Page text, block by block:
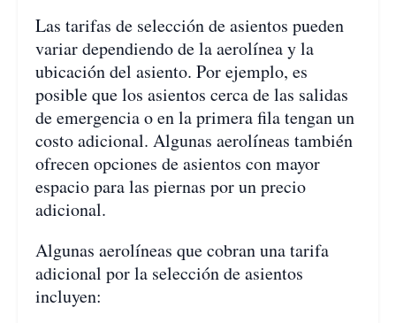
Las tarifas de selección de asientos pueden
variar dependiendo de la aerolínea y la
ubicación del asiento. Por ejemplo, es
posible que los asientos cerca de las salidas
de emergencia o en la primera fila tengan un
costo adicional. Algunas aerolíneas también
ofrecen opciones de asientos con mayor
espacio para las piernas por un precio
adicional.
Algunas aerolíneas que cobran una tarifa
adicional por la selección de asientos
incluyen: